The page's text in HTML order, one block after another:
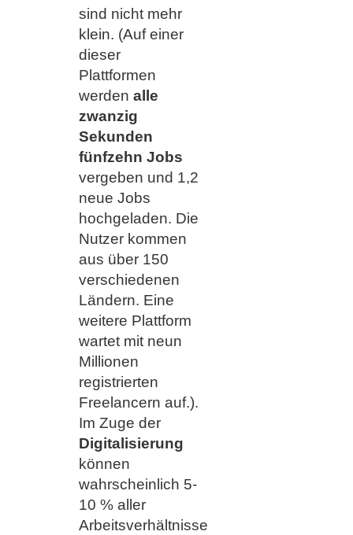
sind nicht mehr
klein. (Auf einer
dieser
Plattformen
werden alle
zwanzig
Sekunden
fünfzehn Jobs
vergeben und 1,2
neue Jobs
hochgeladen. Die
Nutzer kommen
aus über 150
verschiedenen
Ländern. Eine
weitere Plattform
wartet mit neun
Millionen
registrierten
Freelancern auf.).
Im Zuge der
Digitalisierung
können
wahrscheinlich 5-
10 % aller
Arbeitsverhältnisse